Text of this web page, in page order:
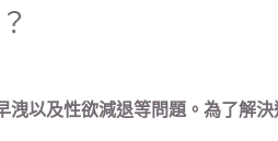
洩以及性欲減退等問題。為了解